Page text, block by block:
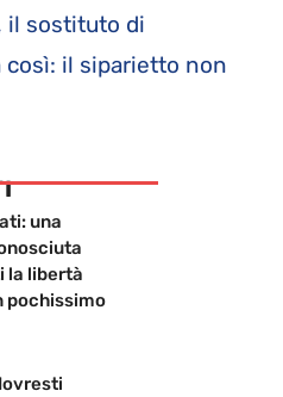
il sostituto di
così: il siparietto non
una
la libertà
pochissimo